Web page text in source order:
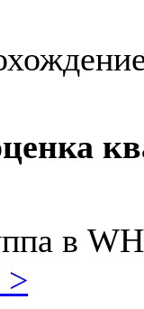
в
>